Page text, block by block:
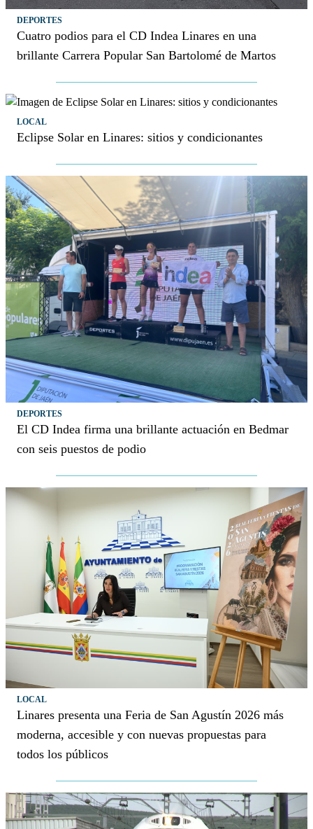
DEPORTES
Cuatro podios para el CD Indea Linares en una
brillante Carrera Popular San Bartolomé de Martos
LOCAL
Eclipse Solar en Linares: sitios y condicionantes
DEPORTES
El CD Indea firma una brillante actuación en Bedmar
con seis puestos de podio
LOCAL
Linares presenta una Feria de San Agustín 2026 más
moderna, accesible y con nuevas propuestas para
todos los públicos